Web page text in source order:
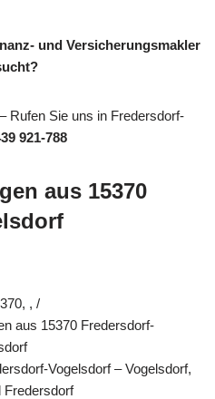
und Versicherungsmakler
Rufen Sie uns in Fredersdorf-
921-788
aus 15370
, /
aus 15370 Fredersdorf-
Vogelsdorf – Vogelsdorf,
Fredersdorf